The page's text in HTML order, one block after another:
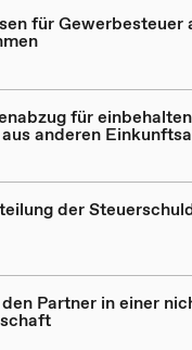
für Gewerbesteuer
für
anderen
der
Partner in einer